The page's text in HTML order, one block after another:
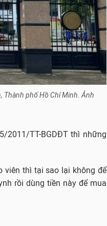
phố Hồ Chí Minh. Ảnh
2011/TT-BGDĐT thì những
viên thì tại sao lại không để
rồi dùng tiền này để mua